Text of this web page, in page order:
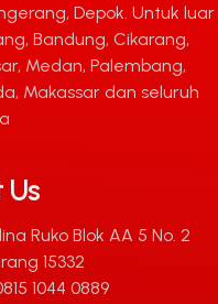
Depok. Untuk luar
Bandung, Cikarang,
Medan, Palembang,
Makassar dan seluruh
Ruko Blok AA 5 No. 2
15332
1044 0889